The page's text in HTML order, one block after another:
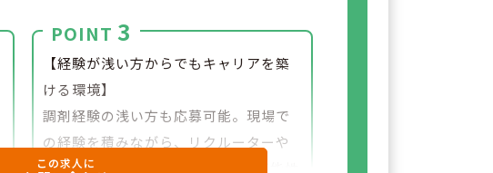
POINT 3
【経験が浅い方からでもキャリアを築
ける環境】
調剤経験の浅い方も応募可能。現場で
の経験を積みながら、リクルーターや
研修など＋αの業務チャレンジの可能性
この求人に